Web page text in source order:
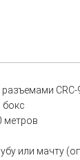
разъемами CRC-
метров
или мачту